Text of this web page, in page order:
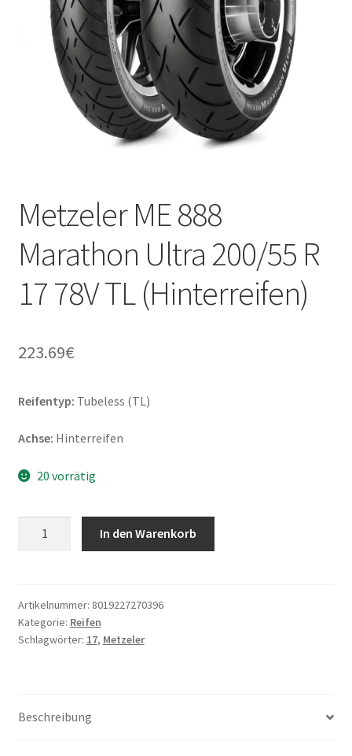
Metzeler ME 888
Marathon Ultra 200/55 R
17 78V TL (Hinterreifen)
223.69€
Reifentyp: Tubeless (TL)
Achse: Hinterreifen
20 vorrätig
Ultra
200/55
R
(Hinterreifen)
In den Warenkorb
Artikelnummer: 8019227270396
Kategorie: Reifen
Schlagwörter: 17, Metzeler
Beschreibung